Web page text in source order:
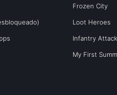
Frozen City
Loot Heroes
Infantry Attack
My First